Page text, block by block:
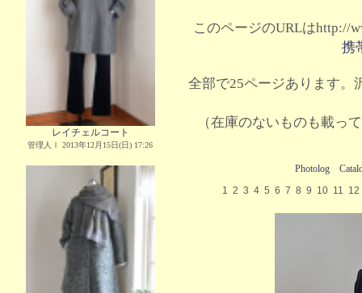
レイチェルコート
管理人Ｉ 2013年12月15日(日) 17:26
このページのURLはhttp://
携
全部で25ページあります。
（在庫のないものも載っ
Photolog
1 2 3 4 5 6 7 8 9 10 11 12